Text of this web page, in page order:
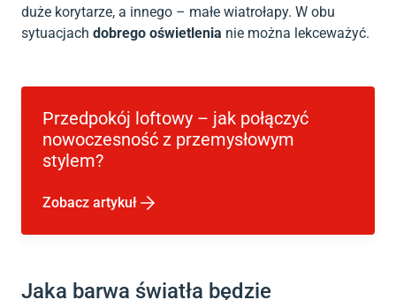
duże korytarze, a innego – małe wiatrołapy. W obu
sytuacjach dobrego oświetlenia nie można lekceważyć.
Przedpokój loftowy – jak połączyć
nowoczesność z przemysłowym
stylem?
Zobacz artykuł
Jaka barwa światła będzie